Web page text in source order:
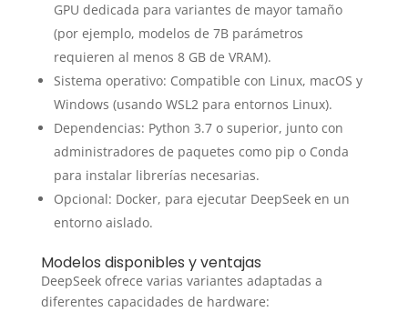
GPU dedicada para variantes de mayor tamaño
(por ejemplo, modelos de 7B parámetros
requieren al menos 8 GB de VRAM).
Sistema operativo: Compatible con Linux, macOS y
Windows (usando WSL2 para entornos Linux).
Dependencias: Python 3.7 o superior, junto con
administradores de paquetes como pip o Conda
para instalar librerías necesarias.
Opcional: Docker, para ejecutar DeepSeek en un
entorno aislado.
Modelos disponibles y ventajas
DeepSeek ofrece varias variantes adaptadas a
diferentes capacidades de hardware: